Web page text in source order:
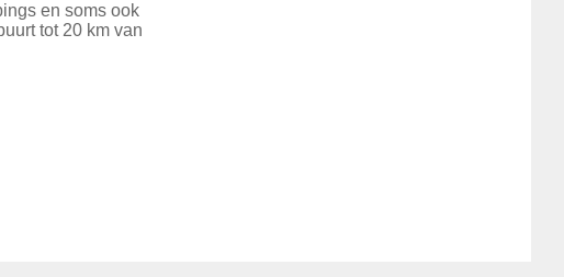
en soms ook
tot 20 km van